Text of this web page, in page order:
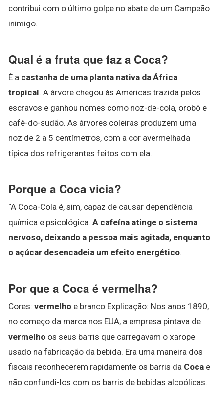
contribui com o último golpe no abate de um Campeão
inimigo.
Qual é a fruta que faz a Coca?
É a castanha de uma planta nativa da África
tropical. A árvore chegou às Américas trazida pelos
escravos e ganhou nomes como noz-de-cola, orobó e
café-do-sudão. As árvores coleiras produzem uma
noz de 2 a 5 centímetros, com a cor avermelhada
típica dos refrigerantes feitos com ela.
Porque a Coca vicia?
“A Coca-Cola é, sim, capaz de causar dependência
química e psicológica. A cafeína atinge o sistema
nervoso, deixando a pessoa mais agitada, enquanto
o açúcar desencadeia um efeito energético.
Por que a Coca é vermelha?
Cores: vermelho e branco Explicação: Nos anos 1890,
no começo da marca nos EUA, a empresa pintava de
vermelho os seus barris que carregavam o xarope
usado na fabricação da bebida. Era uma maneira dos
fiscais reconhecerem rapidamente os barris da Coca e
não confundi-los com os barris de bebidas alcoólicas.